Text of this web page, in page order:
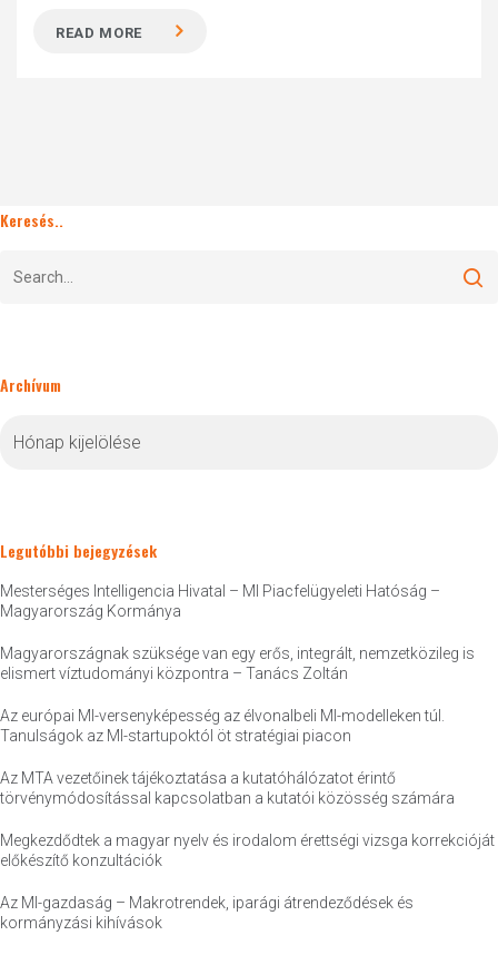
READ MORE
Keresés..
Archívum
Legutóbbi bejegyzések
Mesterséges Intelligencia Hivatal – MI Piacfelügyeleti Hatóság –
Magyarország Kormánya
Magyarországnak szüksége van egy erős, integrált, nemzetközileg is
elismert víztudományi központra – Tanács Zoltán
Az európai MI-versenyképesség az élvonalbeli MI-modelleken túl.
Tanulságok az MI-startupoktól öt stratégiai piacon
Az MTA vezetőinek tájékoztatása a kutatóhálózatot érintő
törvénymódosítással kapcsolatban a kutatói közösség számára
Megkezdődtek a magyar nyelv és irodalom érettségi vizsga korrekcióját
előkészítő konzultációk
Az MI-gazdaság – Makrotrendek, iparági átrendeződések és
kormányzási kihívások